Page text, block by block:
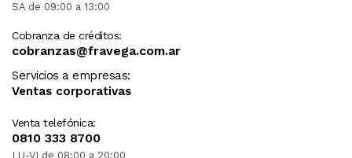
SA de 09:00 a 13:00
Cobranza de créditos:
cobranzas@fravega.com.ar
Servicios a empresas:
Ventas corporativas
Venta telefónica:
0810 333 8700
LU-VI de 08:00 a 20:00